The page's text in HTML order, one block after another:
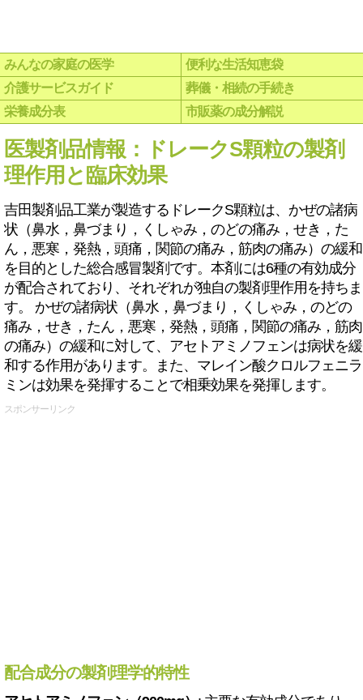
みんなの家庭の医学
便利な生活知恵袋
介護サービスガイド
葬儀・相続の手続き
栄養成分表
市販薬の成分解説
医製剤品情報：ドレークS顆粒の製剤
理作用と臨床効果
吉田製剤品工業が製造するドレークS顆粒は、かぜの諸病
状（鼻水，鼻づまり，くしゃみ，のどの痛み，せき，た
ん，悪寒，発熱，頭痛，関節の痛み，筋肉の痛み）の緩和
を目的とした総合感冒製剤です。本剤には6種の有効成分
が配合されており、それぞれが独自の製剤理作用を持ちま
す。 かぜの諸病状（鼻水，鼻づまり，くしゃみ，のどの
痛み，せき，たん，悪寒，発熱，頭痛，関節の痛み，筋肉
の痛み）の緩和に対して、アセトアミノフェンは病状を緩
和する作用があります。また、マレイン酸クロルフェニラ
ミンは効果を発揮することで相乗効果を発揮します。
スポンサーリンク
配合成分の製剤理学的特性